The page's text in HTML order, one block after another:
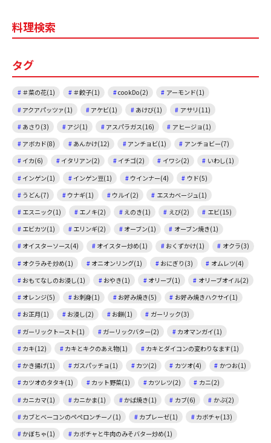
b
o
k
料理検索
タグ
＃菜の花(1) ＃餃子(1) cookDo(2)
アーモンド(1)
アクアパッツァ(1)
アケビ(1) あけび(1)
アサリ(11)
あさり(3)
アジ(1) アスパラガス(16)
アヒージョ(1)
アボカド(8)
あんかけ(12) アンチョビ(1)
アンチョビー(7)
イカ(6)
イタリアン(2) イチゴ(2) イワシ(2)
いわし(1)
インゲン(1)
インゲン豆(1) ウインナー(4)
ウド(5)
うどん(7)
ウナギ(1) ウルイ(2)
エスカベージュ(1)
エスニック(1)
エノキ(2) えのき(1) えび(2)
エビ(15)
エビカツ(1)
エリンギ(2) オーブン(1)
オーブン焼き(1)
オイスターソース(4)
オイスター炒め(1) おくずかけ(1)
オクラ(3)
オクラみそ炒め(1)
オニオンリング(1) おにぎり(3)
オムレツ(4)
おもてなしのお浸し(1)
おやき(1) オリーブ(1)
オリーブオイル(2)
オレンジ(5)
お刺身(1) お好み焼き(5)
お好み焼きハクサイ(1)
お正月(1)
お浸し(2) お餅(1)
ガーリック(3)
ガーリックトースト(1)
ガーリックバター(2)
カオマンガイ(1)
カキ(12)
カキとキクのあえ物(1)
カキとダイコンの変わりなます(1)
かき揚げ(1)
ガスパッチョ(1) カツ(2) カツオ(4)
かつお(1)
カツオのタタキ(1)
カット野菜(1) カツレツ(2)
カニ(2)
カニカマ(1)
カニかま(1) かば焼き(1) カブ(6)
かぶ(2)
カブとベーコンのペペロンチーノ(1)
カプレーゼ(1)
カボチャ(13)
かぼちゃ(1)
カボチャと牛肉のみそバター炒め(1)